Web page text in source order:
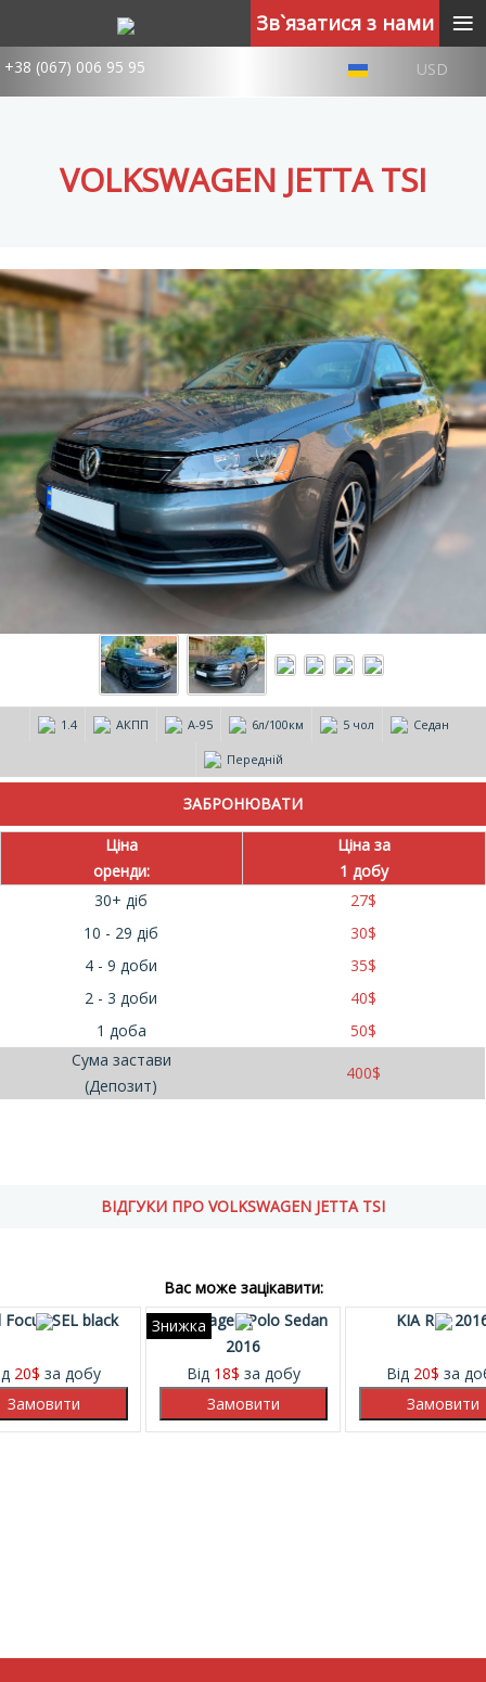
+38 (067) 006 95 95 USD
VOLKSWAGEN JETTA TSI
1.4 АКПП А-95 6л/100км 5 чол Седан
Передній
Ціна
оренди:
Ціна за
1 добу
30+ діб
27$
10 - 29 діб
30$
4 - 9 доби
35$
2 - 3 доби
40$
1 доба
50$
Сума застави
(Депозит)
400$
ВІДГУКИ ПРО VOLKSWAGEN JETTA TSI
Вас може зацікавити:
Focus SEL black
20$ за добу
Знижка
Volkswagen Polo Sedan
2016
Від 18$ за добу
KIA RIO
Від 20$ за
Зв`язатися з нами ≡